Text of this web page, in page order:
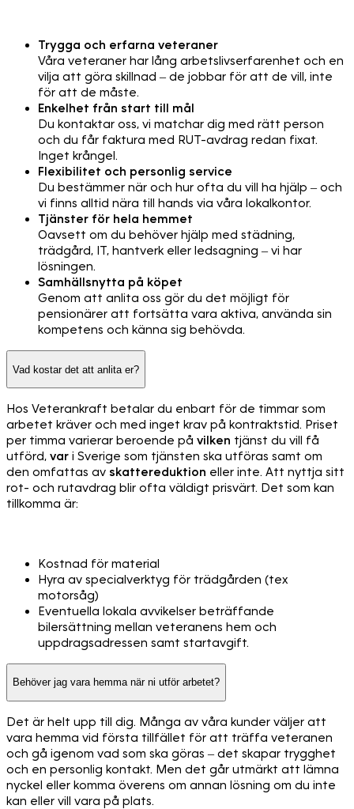
Trygga och erfarna veteraner
Våra veteraner har lång arbetslivserfarenhet och en
vilja att göra skillnad – de jobbar för att de vill, inte
för att de måste.
Enkelhet från start till mål
Du kontaktar oss, vi matchar dig med rätt person
och du får faktura med RUT-avdrag redan fixat.
Inget krångel.
Flexibilitet och personlig service
Du bestämmer när och hur ofta du vill ha hjälp – och
vi finns alltid nära till hands via våra lokalkontor.
Tjänster för hela hemmet
Oavsett om du behöver hjälp med städning,
trädgård, IT, hantverk eller ledsagning – vi har
lösningen.
Samhällsnytta på köpet
Genom att anlita oss gör du det möjligt för
pensionärer att fortsätta vara aktiva, använda sin
kompetens och känna sig behövda.
Vad kostar det att anlita er?
Hos Veterankraft betalar du enbart för de timmar som
arbetet kräver och med inget krav på kontraktstid. Priset
per timma varierar beroende på vilken tjänst du vill få
utförd, var i Sverige som tjänsten ska utföras samt om
den omfattas av skattereduktion eller inte. Att nyttja sitt
rot- och rutavdrag blir ofta väldigt prisvärt. Det som kan
tillkomma är:
Kostnad för material
Hyra av specialverktyg för trädgården (tex
motorsåg)
Eventuella lokala avvikelser beträffande
bilersättning mellan veteranens hem och
uppdragsadressen samt startavgift.
Behöver jag vara hemma när ni utför arbetet?
Det är helt upp till dig. Många av våra kunder väljer att
vara hemma vid första tillfället för att träffa veteranen
och gå igenom vad som ska göras – det skapar trygghet
och en personlig kontakt. Men det går utmärkt att lämna
nyckel eller komma överens om annan lösning om du inte
kan eller vill vara på plats.